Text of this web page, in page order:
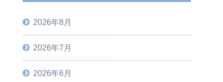
2026年8月
2026年7月
2026年6月